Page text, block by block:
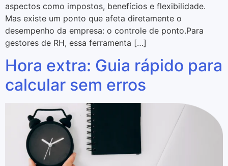
aspectos como impostos, benefícios e flexibilidade.
Mas existe um ponto que afeta diretamente o
desempenho da empresa: o controle de ponto.Para
gestores de RH, essa ferramenta […]
Hora extra: Guia rápido para
calcular sem erros